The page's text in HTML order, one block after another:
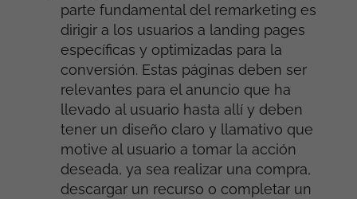
parte fundamental del remarketing es
dirigir a los usuarios a landing pages
específicas y optimizadas para la
conversión. Estas páginas deben ser
relevantes para el anuncio que ha
llevado al usuario hasta allí y deben
tener un diseño claro y llamativo que
motive al usuario a tomar la acción
deseada, ya sea realizar una compra,
descargar un recurso o completar un